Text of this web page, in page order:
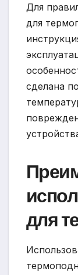
Для
для
сделана
для